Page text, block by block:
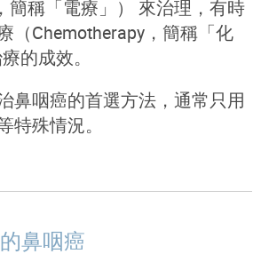
簡稱「電療」） 來治理，有時
（Chemotherapy，簡稱「化
的成效。
鼻咽癌的首選方法，通常只用
特殊情況。
鼻咽癌